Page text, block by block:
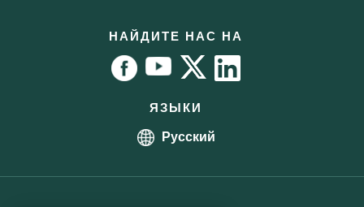
Программа bug bounty
Партнерское лицензионное соглашение
НАЙДИТЕ НАС НА
ЯЗЫКИ
Русский